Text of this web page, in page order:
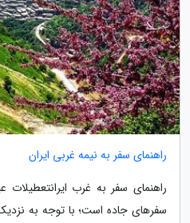
راهنمای سفر به نیمه غربی ایران
راهنمای سفر به غرب ایرانتعطیلات
سفرهای جاده است؛ با توجه به